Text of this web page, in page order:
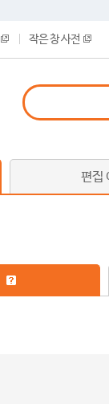
작은 창 사전
편집